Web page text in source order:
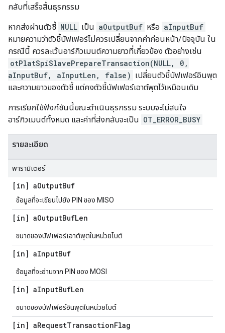
กลับที่เสร็จสิ้นธุรกรรม
หากส่งผ่านตัวชี้ NULL เป็น aOutputBuf หรือ aInputBuf
หมายความว่าตัวชี้บัฟเฟอร์ไม่ควรเปลี่ยนจากค่าก่อนหน้า/ปัจจุบัน ใน
กรณีนี้ ควรละเว้นอาร์กิวเมนต์ความยาวที่เกี่ยวข้อง ตัวอย่างเช่น
otPlatSpiSlavePrepareTransaction(NULL, 0,
aInputBuf, aInputLen, false) เปลี่ยนตัวชี้บัฟเฟอร์อินพุต
และความยาวของตัวชี้ แต่คงตัวชี้บัฟเฟอร์เอาต์พุตไว้เหมือนเดิม
การเรียกใช้ฟังก์ชันนี้ขณะดำเนินธุรกรรม ระบบจะไม่สนใจ
อาร์กิวเมนต์ทั้งหมด และค่าที่ส่งกลับจะเป็น OT_ERROR_BUSY
รายละเอียด
พารามิเตอร์
[in] aOutputBuf
ข้อมูลที่จะเขียนไปยัง PIN ของ MISO
[in] aOutputBufLen
ขนาดของบัฟเฟอร์เอาต์พุตในหน่วยไบต์
[in] aInputBuf
ข้อมูลที่จะอ่านจาก PIN ของ MOSI
[in] aInputBufLen
ขนาดของบัฟเฟอร์อินพุตในหน่วยไบต์
[in] aRequestTransactionFlag